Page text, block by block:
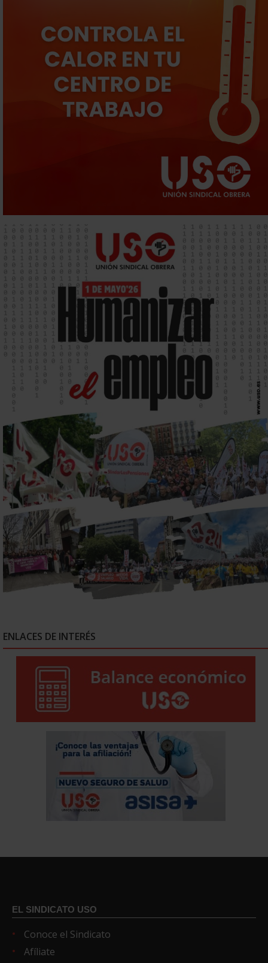
ENLACES DE INTERÉS
EL SINDICATO USO
Conoce el Sindicato
Afíliate